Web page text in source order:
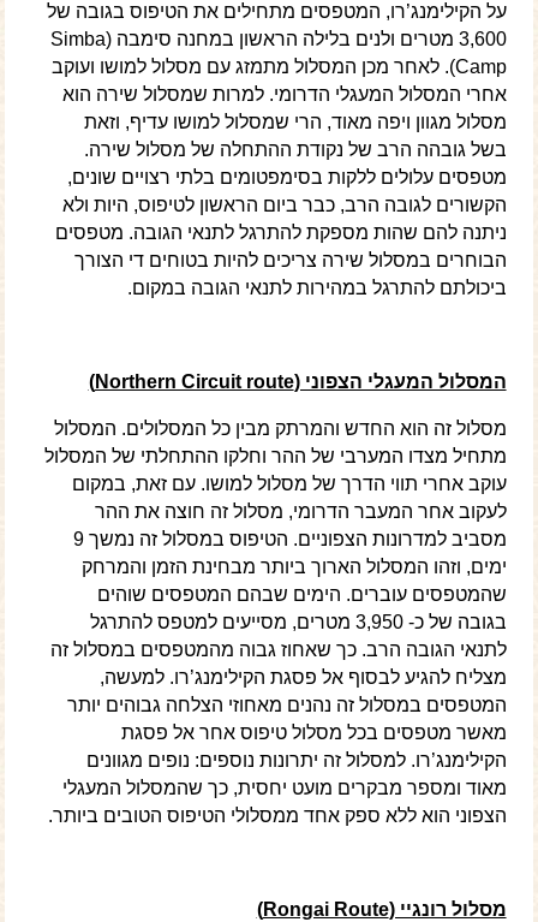
על הקילימנג’רו, המטפסים מתחילים את הטיפוס בגובה של
3,600 מטרים ולנים בלילה הראשון במחנה סימבה (Simba
Camp). לאחר מכן המסלול מתמזג עם מסלול למושו ועוקב
אחרי המסלול המעגלי הדרומי. למרות שמסלול שירה הוא
מסלול מגוון ויפה מאוד, הרי שמסלול למושו עדיף, וזאת
בשל גובהה הרב של נקודת ההתחלה של מסלול שירה.
מטפסים עלולים ללקות בסימפטומים בלתי רצויים שונים,
הקשורים לגובה הרב, כבר ביום הראשון לטיפוס, היות ולא
ניתנה להם שהות מספקת להתרגל לתנאי הגובה. מטפסים
הבוחרים במסלול שירה צריכים להיות בטוחים די הצורך
ביכולתם להתרגל במהירות לתנאי הגובה במקום.
המסלול המעגלי הצפוני (Northern Circuit route)
מסלול זה הוא החדש והמרתק מבין כל המסלולים. המסלול
מתחיל מצדו המערבי של ההר וחלקו ההתחלתי של המסלול
עוקב אחרי תווי הדרך של מסלול למושו. עם זאת, במקום
לעקוב אחר המעבר הדרומי, מסלול זה חוצה את ההר
מסביב למדרונות הצפוניים. הטיפוס במסלול זה נמשך 9
ימים, וזהו המסלול הארוך ביותר מבחינת הזמן והמרחק
שהמטפסים עוברים. הימים שבהם המטפסים שוהים
בגובה של כ- 3,950 מטרים, מסייעים למטפס להתרגל
לתנאי הגובה הרב. כך שאחוז גבוה מהמטפסים במסלול זה
מצליח להגיע לבסוף אל פסגת הקילימנג’רו. למעשה,
המטפסים במסלול זה נהנים מאחוזי הצלחה גבוהים יותר
מאשר מטפסים בכל מסלול טיפוס אחר אל פסגת
הקילימנג’רו. למסלול זה יתרונות נוספים: נופים מגוונים
מאוד ומספר מבקרים מועט יחסית, כך שהמסלול המעגלי
הצפוני הוא ללא ספק אחד ממסלולי הטיפוס הטובים ביותר.
מסלול רונגיי (Rongai Route
)